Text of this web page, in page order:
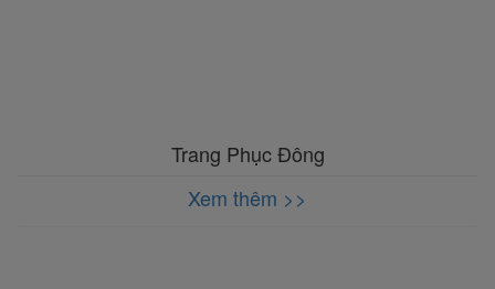
Trang Phục Đông
Xem thêm >>